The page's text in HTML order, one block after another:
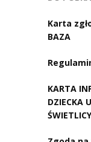
Karta
BAZA
KARTA
DZIECKA
ŚWIETLICY